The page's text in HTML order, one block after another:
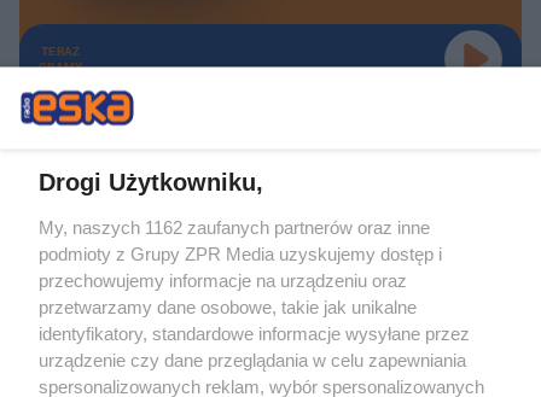
TERAZ
GRAMY
Żaden utwór zamieszczony w serwisie nie może być powielany i
rozpowszechniany lub dalej rozpowszechniany w jakikolwiek sposób (w
tym także elektroniczny lub mechaniczny) na jakimkolwiek polu
eksploatacji w jakiejkolwiek formie, włącznie z umieszczaniem w Internecie
bez pisemnej zgody właściciela praw. Jakiekolwiek użycie lub
wykorzystanie utworów w całości lub w części z naruszeniem prawa, tzn.
bez właściwej zgody, jest zabronione pod groźbą kary i może być ścigane
prawnie.
Drogi Użytkowniku,
My, naszych 1162 zaufanych partnerów oraz inne
podmioty z Grupy ZPR Media uzyskujemy dostęp i
przechowujemy informacje na urządzeniu oraz
przetwarzamy dane osobowe, takie jak unikalne
identyfikatory, standardowe informacje wysyłane przez
urządzenie czy dane przeglądania w celu zapewniania
spersonalizowanych reklam, wybór spersonalizowanych